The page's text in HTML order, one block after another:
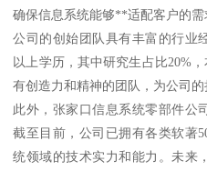
确保信息系统能够**适配客户的需
公司的创始团队具有丰富的行业
以上学历，其中研究生占比20%
有创造力和精神的团队，为公司的
此外，张家口信息系统零部件公
截至目前，公司已拥有各类软著
统领域的技术实力和能力。未来